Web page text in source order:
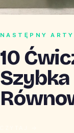
NASTĘPNY
10